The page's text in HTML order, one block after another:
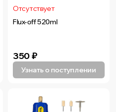
Отсутствует
Flux-off 520ml
350₽
Узнать о поступлении